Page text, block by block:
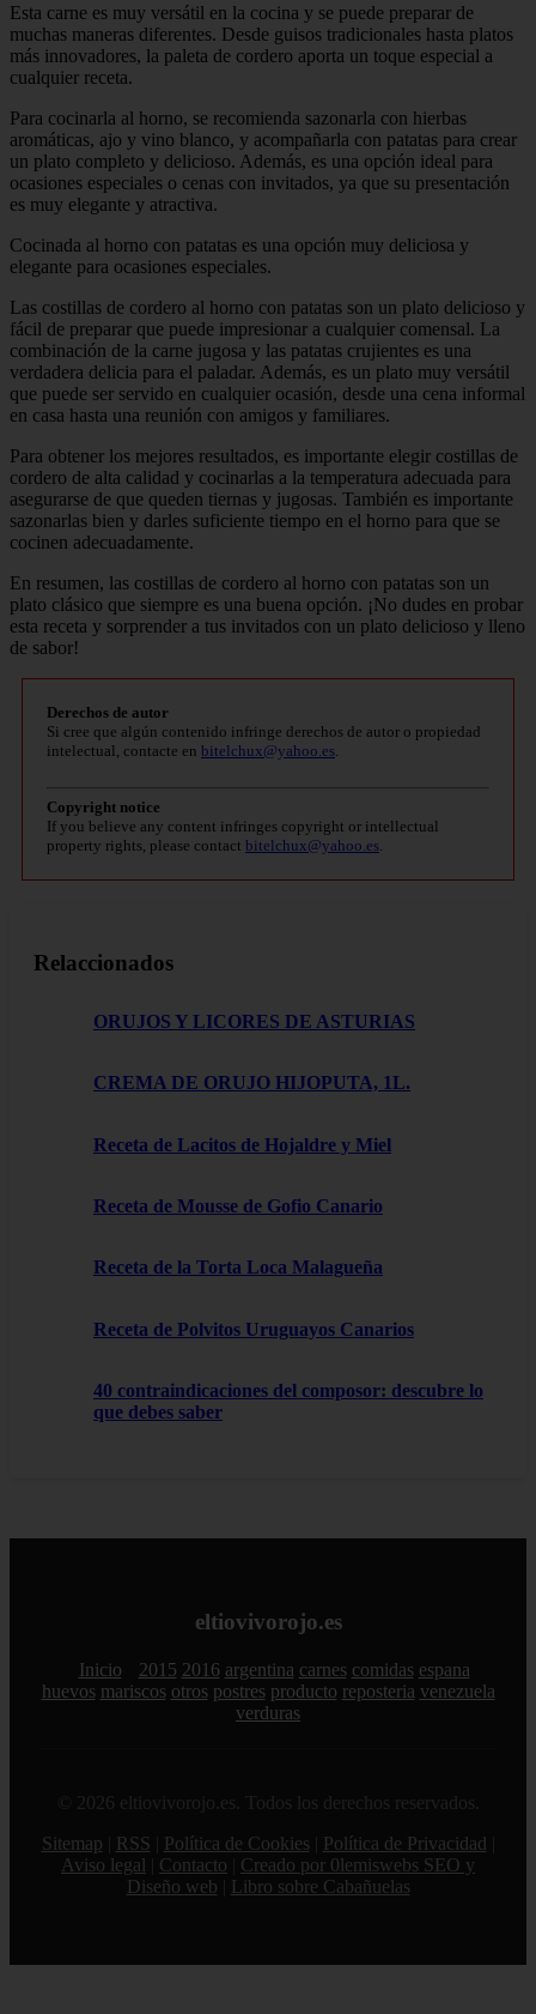
Esta carne es muy versátil en la cocina y se puede preparar de
muchas maneras diferentes. Desde guisos tradicionales hasta platos
más innovadores, la paleta de cordero aporta un toque especial a
cualquier receta.
Para cocinarla al horno, se recomienda sazonarla con hierbas
aromáticas, ajo y vino blanco, y acompañarla con patatas para crear
un plato completo y delicioso. Además, es una opción ideal para
ocasiones especiales o cenas con invitados, ya que su presentación
es muy elegante y atractiva.
Cocinada al horno con patatas es una opción muy deliciosa y
elegante para ocasiones especiales.
Las costillas de cordero al horno con patatas son un plato delicioso y
fácil de preparar que puede impresionar a cualquier comensal. La
combinación de la carne jugosa y las patatas crujientes es una
verdadera delicia para el paladar. Además, es un plato muy versátil
que puede ser servido en cualquier ocasión, desde una cena informal
en casa hasta una reunión con amigos y familiares.
Para obtener los mejores resultados, es importante elegir costillas de
cordero de alta calidad y cocinarlas a la temperatura adecuada para
asegurarse de que queden tiernas y jugosas. También es importante
sazonarlas bien y darles suficiente tiempo en el horno para que se
cocinen adecuadamente.
En resumen, las costillas de cordero al horno con patatas son un
plato clásico que siempre es una buena opción. ¡No dudes en probar
esta receta y sorprender a tus invitados con un plato delicioso y lleno
de sabor!
Derechos de autor
Si cree que algún contenido infringe derechos de autor o propiedad
intelectual, contacte en bitelchux@yahoo.es
Copyright notice
If you believe any content infringes copyright or intellectual
property rights, please contact bitelchux@yahoo.es
Relaccionados
ORUJOS Y LICORES DE ASTURIAS
CREMA DE ORUJO HIJOPUTA, 1L.
Receta de Lacitos de Hojaldre y Miel
Receta de Mousse de Gofio Canario
Receta de la Torta Loca Malagueña
Receta de Polvitos Uruguayos Canarios
40 contraindicaciones del composor: descubre lo
que debes saber
eltiovivorojo.es
Inicio 2015 2016 argentina carnes comidas espana
huevos mariscos otros postres producto reposteria venezuela
verduras
© 2026 eltiovivorojo.es. Todos los derechos reservados.
Sitemap
RSS Política de Cookies Política de Privacidad
Aviso legal
Contacto
Creado por 0lemiswebs SEO y
Diseño web
Libro sobre Cabañuelas